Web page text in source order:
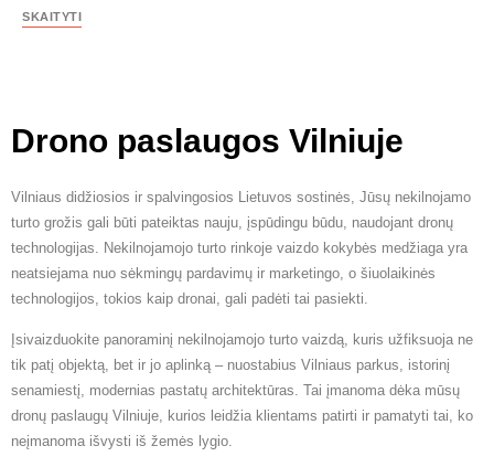
SKAITYTI
Drono paslaugos Vilniuje
Vilniaus didžiosios ir spalvingosios Lietuvos sostinės, Jūsų nekilnojamo
turto grožis gali būti pateiktas nauju, įspūdingu būdu, naudojant dronų
technologijas. Nekilnojamojo turto rinkoje vaizdo kokybės medžiaga yra
neatsiejama nuo sėkmingų pardavimų ir marketingo, o šiuolaikinės
technologijos, tokios kaip dronai, gali padėti tai pasiekti.
Įsivaizduokite panoraminį nekilnojamojo turto vaizdą, kuris užfiksuoja ne
tik patį objektą, bet ir jo aplinką – nuostabius Vilniaus parkus, istorinį
senamiestį, modernias pastatų architektūras. Tai įmanoma dėka mūsų
dronų paslaugų Vilniuje, kurios leidžia klientams patirti ir pamatyti tai, ko
neįmanoma išvysti iš žemės lygio.